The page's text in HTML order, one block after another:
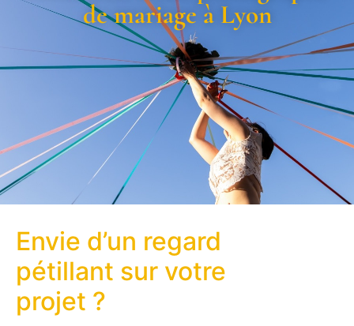
de mariage à Lyon
Envie d’un regard
pétillant sur votre
projet ?